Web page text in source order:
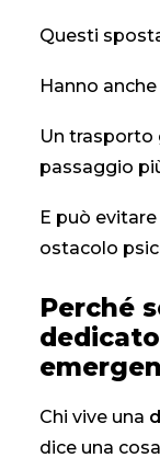
Questi
Hanno
Un trasporto
passaggio
E può
ostacolo
Perché
Chi vive una
dice una